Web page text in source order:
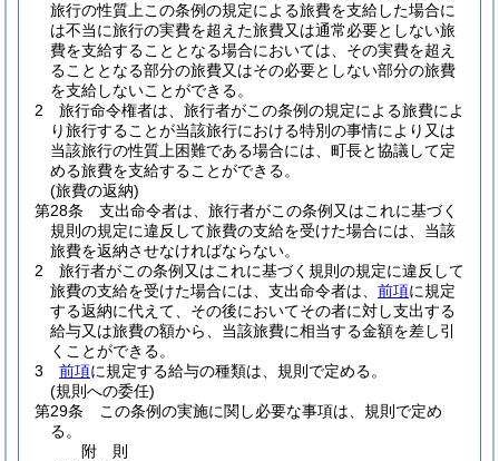
旅行の性質上この条例の規定による旅費を支給した場合に
は不当に旅行の実費を超えた旅費又は通常必要としない旅
費を支給することとなる場合においては、その実費を超え
ることとなる部分の旅費又はその必要としない部分の旅費
を支給しないことができる。
2
旅行命令権者は、旅行者がこの条例の規定による旅費によ
り旅行することが当該旅行における特別の事情により又は
当該旅行の性質上困難である場合には、町長と協議して定
める旅費を支給することができる。
(旅費の返納)
第28条
支出命令者は、旅行者がこの条例又はこれに基づく
規則の規定に違反して旅費の支給を受けた場合には、当該
旅費を返納させなければならない。
2
旅行者がこの条例又はこれに基づく規則の規定に違反して
旅費の支給を受けた場合には、支出命令者は、 前項に規定
する返納に代えて、その後においてその者に対し支出する
給与又は旅費の額から、当該旅費に相当する金額を差し引
くことができる。
3
前項に規定する給与の種類は、規則で定める。
(規則への委任)
第29条
この条例の実施に関し必要な事項は、規則で定め
る。
附 則